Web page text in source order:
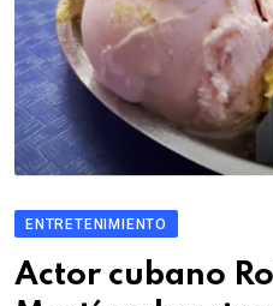
ENTRETENIMIENTO
Actor cubano